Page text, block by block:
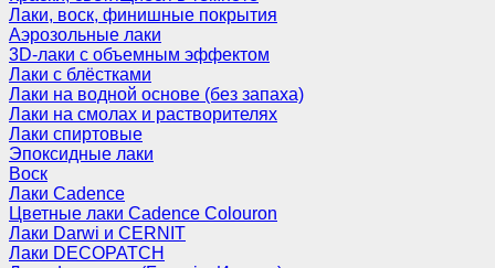
Лаки, воск, финишные покрытия
Аэрозольные лаки
3D-лаки с объемным эффектом
Лаки с блёстками
Лаки на водной основе (без запаха)
Лаки на смолах и растворителях
Лаки спиртовые
Эпоксидные лаки
Воск
Лаки Cadence
Цветные лаки Cadence Colouron
Лаки Darwi и CERNIT
Лаки DECOPATCH